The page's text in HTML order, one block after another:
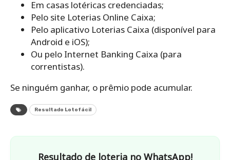
Em casas lotéricas credenciadas;
Pelo site Loterias Online Caixa;
Pelo aplicativo Loterias Caixa (disponível para
Android e iOS);
Ou pelo Internet Banking Caixa (para
correntistas).
Se ninguém ganhar, o prêmio pode acumular.
Resultado Lotofácil
Resultado de loteria no WhatsApp!